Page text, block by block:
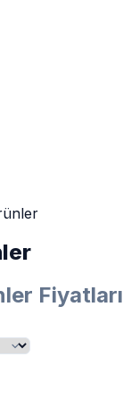
Fiyatları